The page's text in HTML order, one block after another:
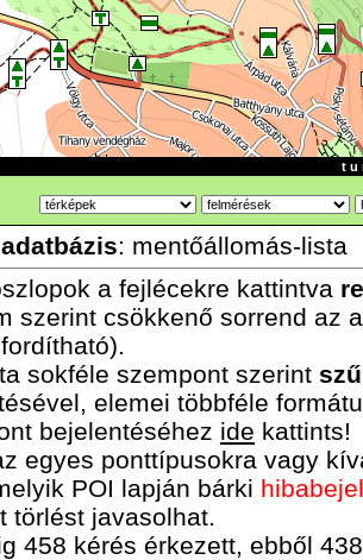
t u
: mentőállomás-lista
a fejlécekre kattintva
szerint csökkenő sorrend az
sokféle szempont szerint
elemei többféle
bejelentéséhez ide kattints!
egyes ponttípusokra vagy
POI lapján bárki
törlést javasolhat.
458 kérés érkezett, ebből